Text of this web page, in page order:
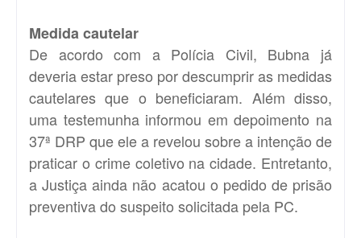
Medida cautelar
De acordo com a Polícia Civil, Bubna já
deveria estar preso por descumprir as medidas
cautelares que o beneficiaram. Além disso,
uma testemunha informou em depoimento na
37ª DRP que ele a revelou sobre a intenção de
praticar o crime coletivo na cidade. Entretanto,
a Justiça ainda não acatou o pedido de prisão
preventiva do suspeito solicitada pela PC.